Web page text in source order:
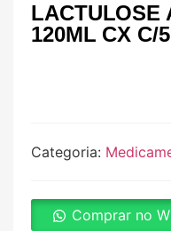
LACTULOSE
120ML CX C/
Categoria:
Comprar no